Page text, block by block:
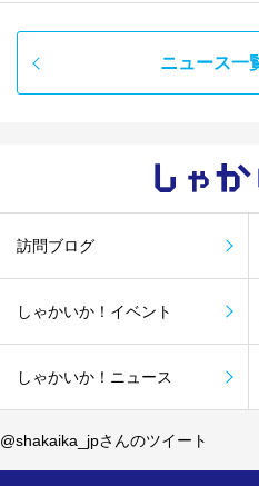
ニュース一
しゃか
訪問ブログ
しゃかいか！イベント
しゃかいか！ニュース
@shakaika_jpさんのツイート